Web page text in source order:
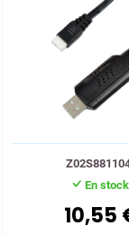
En stock
10,55